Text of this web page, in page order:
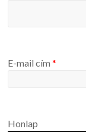
E-mail cím*
Honlap